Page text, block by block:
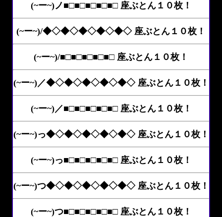
(~ー~)ノ■□■□■□■□■□ 座ぶとん１０枚！
(~ー~)/◆◇◆◇◆◇◆◇◆◇ 座ぶとん１０枚！
(~ー~)/■□■□■□■□■□ 座ぶとん１０枚！
(~ー~)／◆◇◆◇◆◇◆◇◆◇ 座ぶとん１０枚！
(~ー~)／■□■□■□■□■□ 座ぶとん１０枚！
(~ー~)っ◆◇◆◇◆◇◆◇◆◇ 座ぶとん１０枚！
(~ー~)っ■□■□■□■□■□ 座ぶとん１０枚！
(~ー~)つ◆◇◆◇◆◇◆◇◆◇ 座ぶとん１０枚！
(~ー~)つ■□■□■□■□■□ 座ぶとん１０枚！